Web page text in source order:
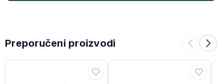
Preporučeni proizvodi